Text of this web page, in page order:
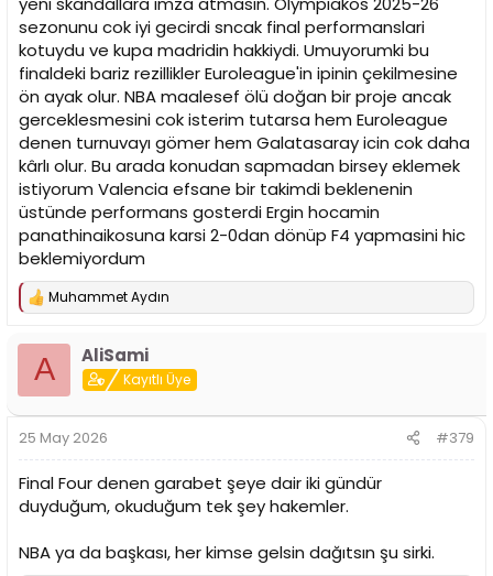
sezonunu cok iyi gecirdi sncak final performanslari
kotuydu ve kupa madridin hakkiydi. Umuyorumki bu
finaldeki bariz rezillikler Euroleague'in ipinin çekilmesine
ön ayak olur. NBA maalesef ölü doğan bir proje ancak
gerceklesmesini cok isterim tutarsa hem Euroleague
denen turnuvayı gömer hem Galatasaray icin cok daha
kârlı olur. Bu arada konudan sapmadan birsey eklemek
istiyorum Valencia efsane bir takimdi beklenenin
üstünde performans gosterdi Ergin hocamin
panathinaikosuna karsi 2-0dan dönüp F4 yapmasini hic
beklemiyordum
T
:
Muhammet Aydın
A AliSami
Kayıtlı Üye
25 May 2026 #379
Final Four denen garabet şeye dair iki gündür
duyduğum, okuduğum tek şey hakemler.
NBA ya da başkası, her kimse gelsin dağıtsın şu sirki.